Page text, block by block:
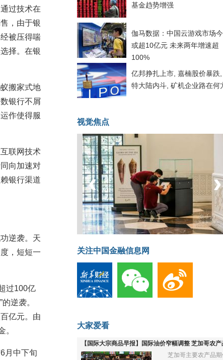
过技术在
，由于银
被压得喘
择。在银
搬家式地
银行不屑
作使得服
联网技术
向加速对
银行渠道
逆袭。天
，短短一
过100亿
逆袭。
亿元。由
。
月中下旬
基金趋势增强
伽马数据：中国云游戏市场
或超10亿元 未来两年增速超
100%
亿邦挣扎上市, 嘉楠股价暴跌,
特大陆内斗, 矿机企业路在何
视觉焦点
坐上火车看老挝
‹ ›
关注中国金融信息网
大家爱看
【国际大宗商品早报】国际油价窄幅调整 芝加哥农产
全线下跌
芝加哥主要农产品期